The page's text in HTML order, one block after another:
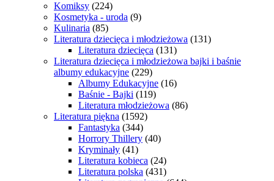
Komiksy (224)
Kosmetyka - uroda (9)
Kulinaria (85)
Literatura dziecięca i młodzieżowa (131)
Literatura dziecięca (131)
Literatura dziecięca i młodzieżowa bajki i baśnie
albumy edukacyjne (229)
Albumy Edukacyjne (16)
Baśnie - Bajki (119)
Literatura młodzieżowa (86)
Literatura piękna (1592)
Fantastyka (344)
Horrory Thillery (40)
Kryminały (41)
Literatura kobieca (24)
Literatura polska (431)